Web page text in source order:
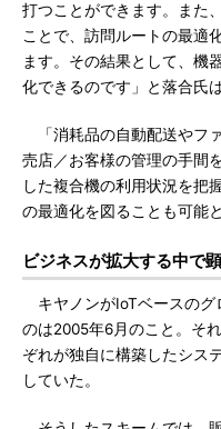
打つことができます。また
ことで、訪問ルートの最適
ます。その結果として、機
化できるのです」と落合氏
「消耗品の自動配送やフ
売店／お客様の管理の手間
した複合機の利用状況を把
の最適化を図ることも可能
ビジネスが拡大する中で
キヤノンがIoTベースのグ
のは2005年6月のこと。そ
ぞれが独自に構築したシス
していた。